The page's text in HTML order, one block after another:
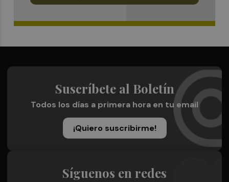
Suscríbete al Boletín
Todos los días a primera hora en tu email
¡Quiero suscribirme!
Síguenos en redes